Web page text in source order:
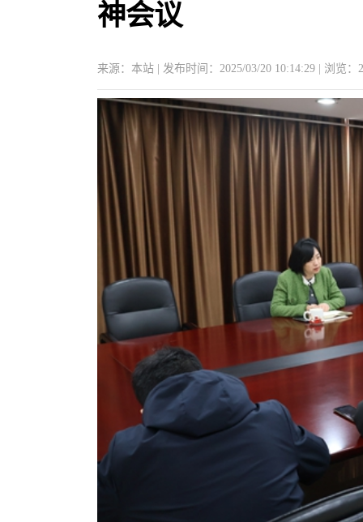
神会议
来源：本站 | 发布时间：2025/03/20 10:14:29 | 浏览：